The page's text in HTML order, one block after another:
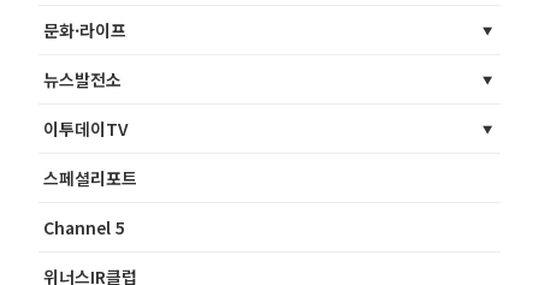
문화·라이프
뉴스발전소
이투데이TV
스페셜리포트
Channel 5
위너스IR클럽